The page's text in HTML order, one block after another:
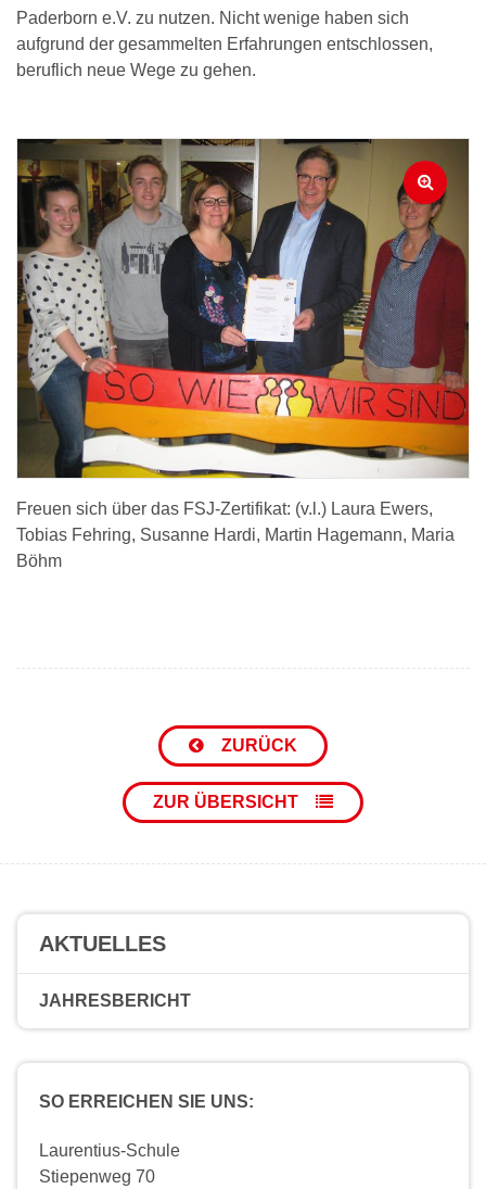
Paderborn e.V. zu nutzen. Nicht wenige haben sich
aufgrund der gesammelten Erfahrungen entschlossen,
beruflich neue Wege zu gehen.
Freuen sich über das FSJ-Zertifikat: (v.l.) Laura Ewers,
Tobias Fehring, Susanne Hardi, Martin Hagemann, Maria
Böhm
ZURÜCK
ZUR ÜBERSICHT
AKTUELLES
JAHRESBERICHT
SO ERREICHEN SIE UNS:
Laurentius-Schule
Stiepenweg 70